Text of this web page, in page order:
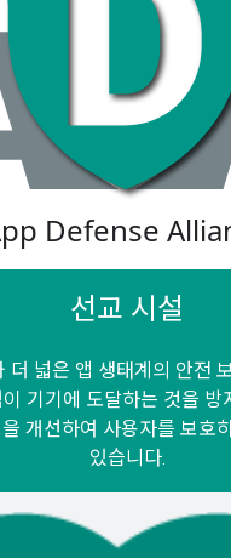
Defense
선교 시설
더 넓은 앱 생태계의 안전
기기에 도달하는 것을 방
개선하여 사용자를 보호
있습니다.